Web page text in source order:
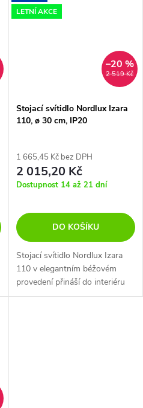
LETNÍ AKCE
2 519 Kč
–20 %
Stojací svítidlo Nordlux Izara
110, ø 30 cm, IP20
1 665,45 Kč bez DPH
2 015,20 Kč
Dostupnost 14 až 21 dní
DO KOŠÍKU
Stojací svítidlo Nordlux Izara
110 v elegantním béžovém
provedení přináší do interiéru
severský design s průměrem 30